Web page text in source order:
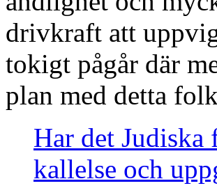
drivkraft att
tokigt pågår där
plan med detta
Har det Judiska
kallelse och